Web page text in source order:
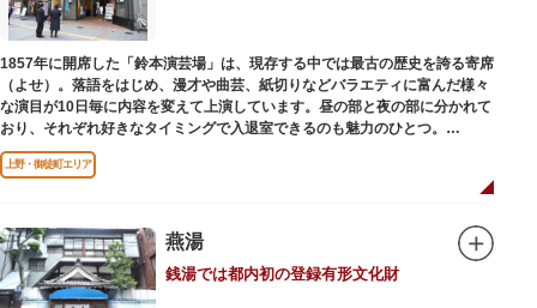
います。辯才天は琵琶を持った姿で知られていますが、不忍池辯天堂の辯才
天は、8本の腕に煩悩を破壊する武器をお持ちになっている「八臂辯才天
（はっぴべんざいてん）」。9月に行われる「巳成金（みなるかね）大祭」
で目にすることができます。
不忍池辯天堂には、豊臣秀吉公が大切にしていたという伝説のある、谷中七
福神とは別の「大黒天」も祀られています。
1857年に開席した「鈴本演芸場」は、現存する中では最古の歴史を誇る寄席
（よせ）。落語をはじめ、漫才や曲芸、紙切りなどバラエティに富んだ様々
な演目が10日毎に内容を変えて上演しています。昼の部と夜の部に分かれて
おり、それぞれ好きなタイミングで入退室できるのも魅力のひとつ。
上演中は飲食も可能です。おすすめは売店で購入できる、お箸で切れるやわ
らかさで有名な「上野 井泉本店」のかつサンド。お弁当やお菓子を食べたり
上野・御徒町エリア
燕湯
銭湯では都内初の登録有形文化財